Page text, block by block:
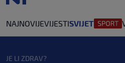
NAJNOVIJEVIJESTISVIJET
JE LI ZDRAV?